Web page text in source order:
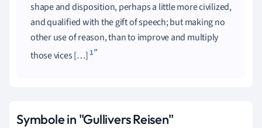
shape and disposition, perhaps a little more civilized,
and qualified with the gift of speech; but making no
other use of reason, than to improve and multiply
those vices […] 1
Symbole in "Gullivers Reisen"